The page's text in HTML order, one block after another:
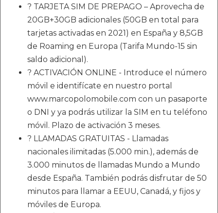
? TARJETA SIM DE PREPAGO – Aprovecha de
20GB+30GB adicionales (50GB en total para
tarjetas activadas en 2021) en España y 8,5GB
de Roaming en Europa (Tarifa Mundo-15 sin
saldo adicional).
? ACTIVACIÓN ONLINE - Introduce el número
móvil e identifícate en nuestro portal
www.marcopolomobile.com con un pasaporte
o DNI y ya podrás utilizar la SIM en tu teléfono
móvil. Plazo de activación 3 meses.
? LLAMADAS GRATUITAS - Llamadas
nacionales ilimitadas (5.000 min.), además de
3.000 minutos de llamadas Mundo a Mundo
desde España. También podrás disfrutar de 50
minutos para llamar a EEUU, Canadá, y fijos y
móviles de Europa.